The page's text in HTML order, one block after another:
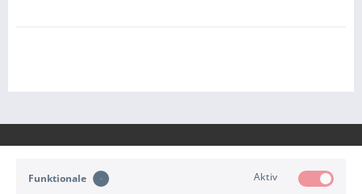
Funktionale Aktiv